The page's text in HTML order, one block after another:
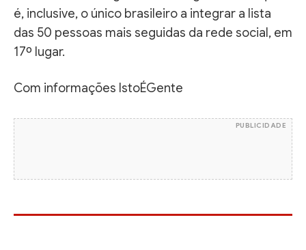
é, inclusive, o único brasileiro a integrar a lista
das 50 pessoas mais seguidas da rede social, em
17º lugar.
Com informações IstoÉGente
PUBLICIDADE